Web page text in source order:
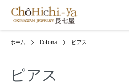
ホーム Cotona ピアス
ピアス